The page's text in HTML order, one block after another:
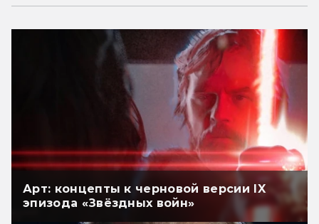
Арт: концепты к черновой версии IX
эпизода «Звёздных войн»